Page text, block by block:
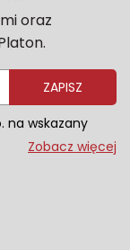
oraz
ZAPISZ
na wskazany
marketingowe
w naszej
na
przed
Zobacz więcej